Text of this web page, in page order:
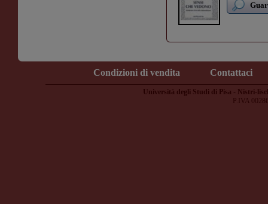
Condizioni di vendita Contattaci
Università degli Studi di Pisa - Nistri-
P.IVA